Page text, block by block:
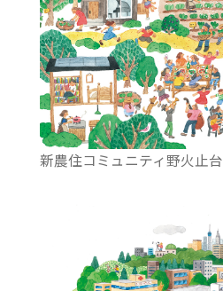
新農住コミュニティ野火止台